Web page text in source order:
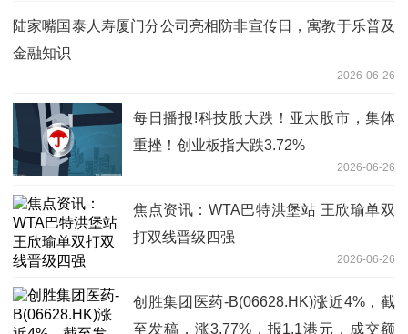
陆家嘴国泰人寿厦门分公司亮相防非宣传日，寓教于乐普及
金融知识
2026-06-26
每日播报!科技股大跌！亚太股市，集体
重挫！创业板指大跌3.72%
2026-06-26
焦点资讯：WTA巴特洪堡站 王欣瑜单双
打双线晋级四强
2026-06-26
创胜集团医药-B(06628.HK)涨近4%，截
至发稿，涨3.77%，报1.1港元，成交额